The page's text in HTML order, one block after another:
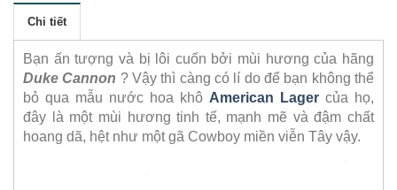
Chi tiết
Bạn ấn tượng và bị lôi cuốn bởi mùi hương của hãng
Duke Cannon ? Vậy thì càng có lí do để bạn không thể
bỏ qua mẫu nước hoa khô American Lager của họ,
đây là một mùi hương tinh tế, mạnh mẽ và đậm chất
hoang dã, hệt như một gã Cowboy miền viễn Tây vậy.